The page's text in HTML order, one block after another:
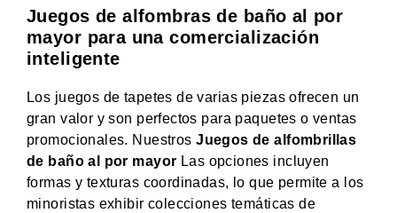
Juegos de alfombras de baño al por
mayor para una comercialización
inteligente
Los juegos de tapetes de varias piezas ofrecen un
gran valor y son perfectos para paquetes o ventas
promocionales. NuestrosJuegos de alfombrillas
de baño al por mayor Las opciones incluyen
formas y texturas coordinadas, lo que permite a los
minoristas exhibir colecciones temáticas de